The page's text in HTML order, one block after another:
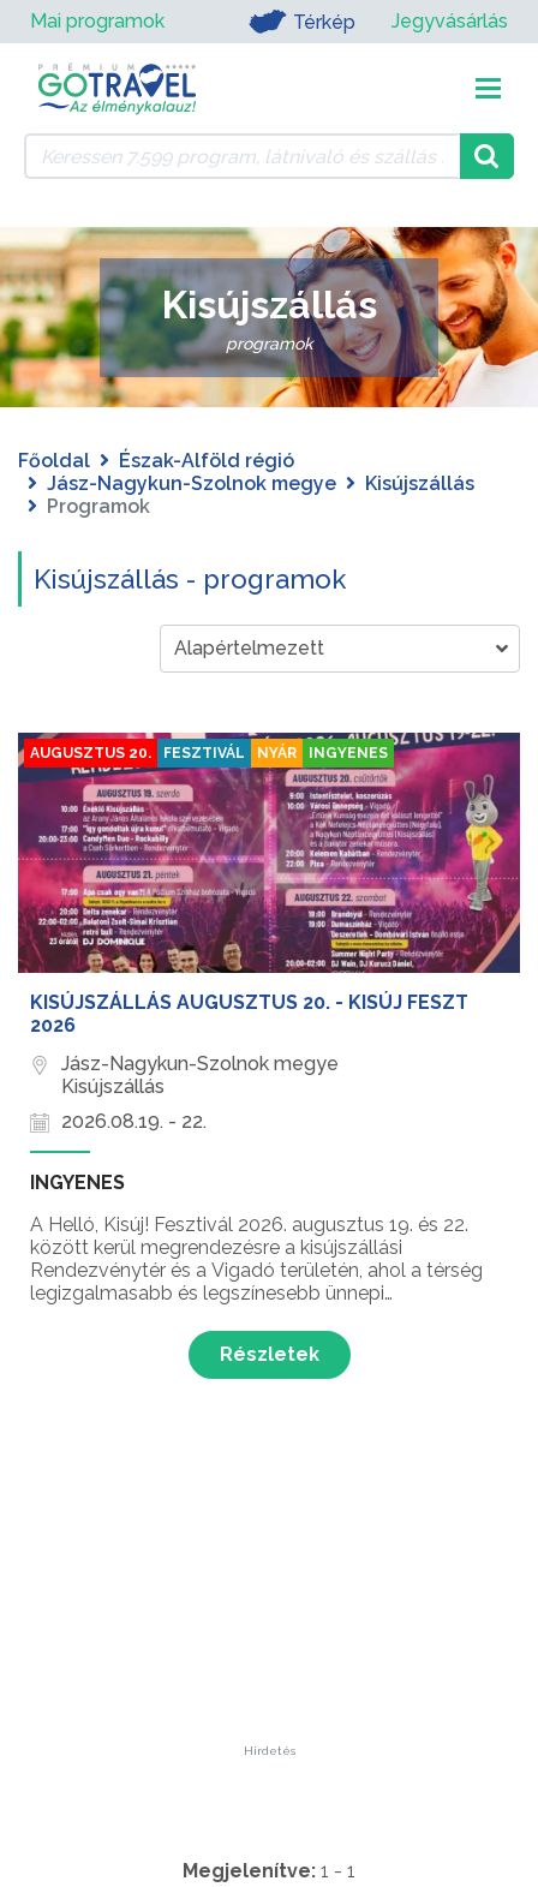
Mai programok Térkép Jegyvásárlás
Kisújszállás
programok
Főoldal
Észak-Alföld régió
Jász-Nagykun-Szolnok megye
Kisújszállás
Programok
Kisújszállás - programok
AUGUSZTUS 20. FESZTIVÁL NYÁR INGYENES
KISÚJSZÁLLÁS AUGUSZTUS 20. - KISÚJ FESZT
2026
Jász-Nagykun-Szolnok megye
Kisújszállás
2026.08.19. - 22.
INGYENES
A Helló, Kisúj! Fesztivál 2026. augusztus 19. és 22.
között kerül megrendezésre a kisújszállási
Rendezvénytér és a Vigadó területén, ahol a térség
legizgalmasabb és legszínesebb ünnepi
20-i hosszú hétvégén. Ez a négynapos nyári kulturális
Részletek
Hirdetés
Megjelenítve: 1 - 1